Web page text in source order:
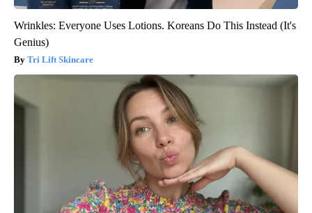
Wrinkles: Everyone Uses Lotions. Koreans Do This Instead (It's
Genius)
Tri Lift Skincare